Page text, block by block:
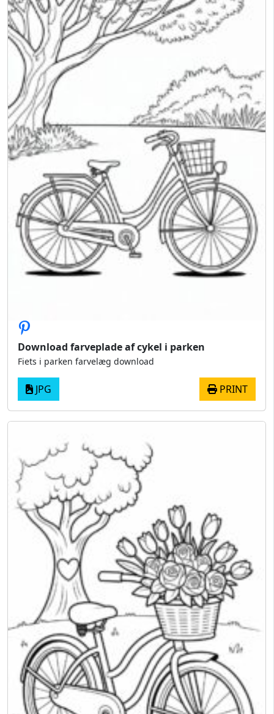
Download farveplade af cykel i parken
Fiets i parken farvelæg download
JPG PRINT